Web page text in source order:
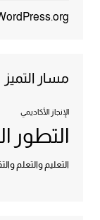
مسار التميز
الإنجاز الأكاديمي
التطور
التعليم والتعلم